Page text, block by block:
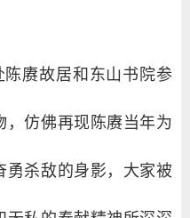
赓故居和东山书院参
，仿佛再现陈赓当年为
勇杀敌的身影，大家被